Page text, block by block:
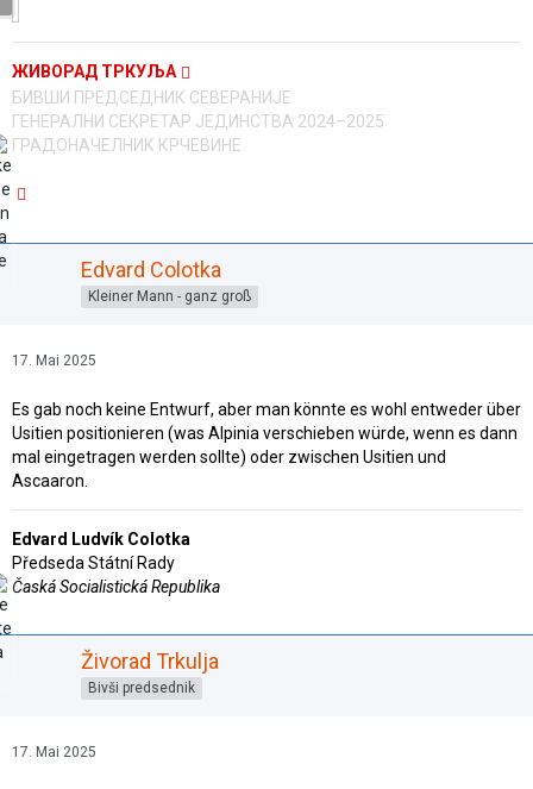
ЖИВОРАД ТРКУЉА
БИВШИ ПРЕДСЕДНИК СЕВЕРАНИЈЕ
ГЕНЕРАЛНИ СЕКРЕТАР ЈЕДИНСТВА 2024–2025
ГРАДОНАЧЕЛНИК КРЧЕВИНЕ
Edvard Colotka
Kleiner Mann - ganz groß
17. Mai 2025
Es gab noch keine Entwurf, aber man könnte es wohl entweder über
Usitien positionieren (was Alpinia verschieben würde, wenn es dann
mal eingetragen werden sollte) oder zwischen Usitien und
Ascaaron.
Edvard Ludvík Colotka
Předseda Státní Rady
Časká Socialistická Republika
Živorad Trkulja
Bivši predsednik
17. Mai 2025